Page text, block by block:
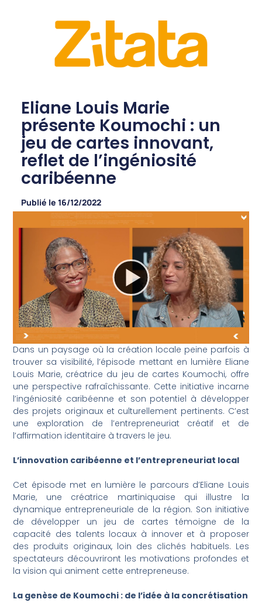
Eliane Louis Marie
présente Koumochi : un
jeu de cartes innovant,
reflet de l’ingéniosité
caribéenne
Publié le 16/12/2022
Dans un paysage où la création locale peine parfois à
trouver sa visibilité, l’épisode mettant en lumière Eliane
Louis Marie, créatrice du jeu de cartes Koumochi, offre
une perspective rafraîchissante. Cette initiative incarne
l’ingéniosité caribéenne et son potentiel à développer
des projets originaux et culturellement pertinents. C’est
une exploration de l’entrepreneuriat créatif et de
l’affirmation identitaire à travers le jeu.
L’innovation caribéenne et l’entrepreneuriat local
Cet épisode met en lumière le parcours d’Eliane Louis
Marie, une créatrice martiniquaise qui illustre la
dynamique entrepreneuriale de la région. Son initiative
de développer un jeu de cartes témoigne de la
capacité des talents locaux à innover et à proposer
des produits originaux, loin des clichés habituels. Les
spectateurs découvriront les motivations profondes et
la vision qui animent cette entrepreneuse.
La genèse de Koumochi : de l’idée à la concrétisation